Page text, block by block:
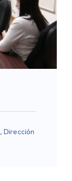
, Dirección